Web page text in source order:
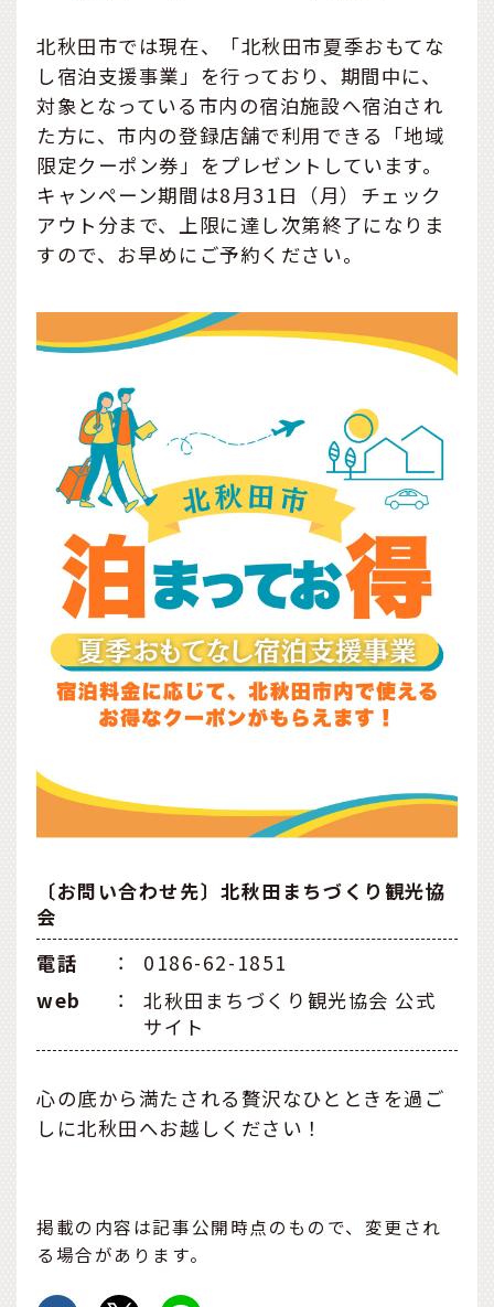
北秋田市では現在、「北秋田市夏季おもてな
し宿泊支援事業」を行っており、期間中に、
対象となっている市内の宿泊施設へ宿泊され
た方に、市内の登録店舗で利用できる「地域
限定クーポン券」をプレゼントしています。
キャンペーン期間は8月31日（月）チェック
アウト分まで、上限に達し次第終了になりま
すので、お早めにご予約ください。
〔お問い合わせ先〕北秋田まちづくり観光協
会
電話
：
0186-62-1851
web
：
北秋田まちづくり観光協会 公式
サイト
心の底から満たされる贅沢なひとときを過ご
しに北秋田へお越しください！
掲載の内容は記事公開時点のもので、変更され
る場合があります。